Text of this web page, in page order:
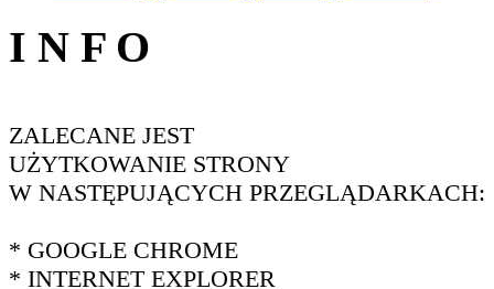
I N F O
ZALECANE JEST
UŻYTKOWANIE STRONY
W NASTĘPUJĄCYCH PRZEGLĄDARKACH:
* GOOGLE CHROME
* INTERNET EXPLORER